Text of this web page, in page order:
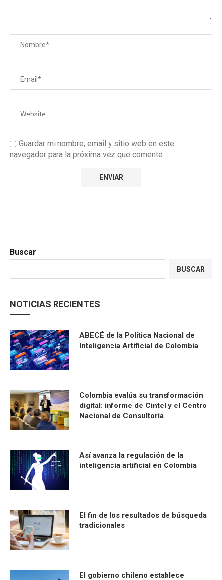
Guardar mi nombre, email y sitio web en este
navegador para la próxima vez que comente
Buscar
BUSCAR
NOTICIAS RECIENTES
ABECÉ de la Política Nacional de
Inteligencia Artificial de Colombia
Colombia evalúa su transformación
digital: informe de Cintel y el Centro
Nacional de Consultoría
Así avanza la regulación de la
inteligencia artificial en Colombia
El fin de los resultados de búsqueda
tradicionales
El gobierno chileno establece